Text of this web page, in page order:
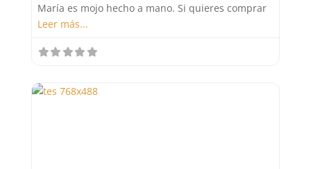
María es mojo hecho a mano. Si quieres comprar
Leer más...